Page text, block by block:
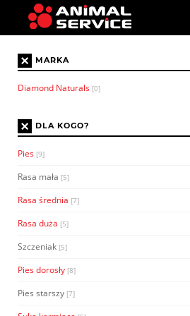
× MARKA
Diamond Naturals [0]
× DLA KOGO?
Pies [9]
Rasa mała [5]
Rasa średnia [7]
Rasa duża [5]
Szczeniak [5]
Pies dorosły [8]
Pies starszy [7]